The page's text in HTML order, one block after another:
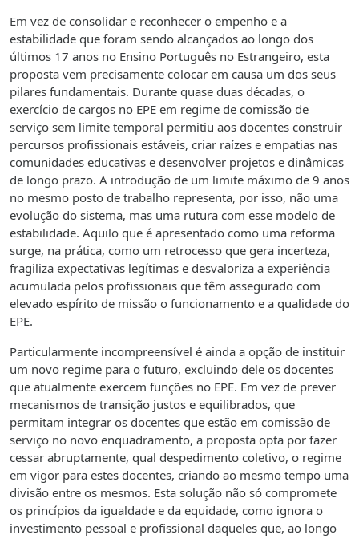
Em vez de consolidar e reconhecer o empenho e a
estabilidade que foram sendo alcançados ao longo dos
últimos 17 anos no Ensino Português no Estrangeiro, esta
proposta vem precisamente colocar em causa um dos seus
pilares fundamentais. Durante quase duas décadas, o
exercício de cargos no EPE em regime de comissão de
serviço sem limite temporal permitiu aos docentes construir
percursos profissionais estáveis, criar raízes e empatias nas
comunidades educativas e desenvolver projetos e dinâmicas
de longo prazo. A introdução de um limite máximo de 9 anos
no mesmo posto de trabalho representa, por isso, não uma
evolução do sistema, mas uma rutura com esse modelo de
estabilidade. Aquilo que é apresentado como uma reforma
surge, na prática, como um retrocesso que gera incerteza,
fragiliza expectativas legítimas e desvaloriza a experiência
acumulada pelos profissionais que têm assegurado com
elevado espírito de missão o funcionamento e a qualidade do
EPE.
Particularmente incompreensível é ainda a opção de instituir
um novo regime para o futuro, excluindo dele os docentes
que atualmente exercem funções no EPE. Em vez de prever
mecanismos de transição justos e equilibrados, que
permitam integrar os docentes que estão em comissão de
serviço no novo enquadramento, a proposta opta por fazer
cessar abruptamente, qual despedimento coletivo, o regime
em vigor para estes docentes, criando ao mesmo tempo uma
divisão entre os mesmos. Esta solução não só compromete
os princípios da igualdade e da equidade, como ignora o
investimento pessoal e profissional daqueles que, ao longo